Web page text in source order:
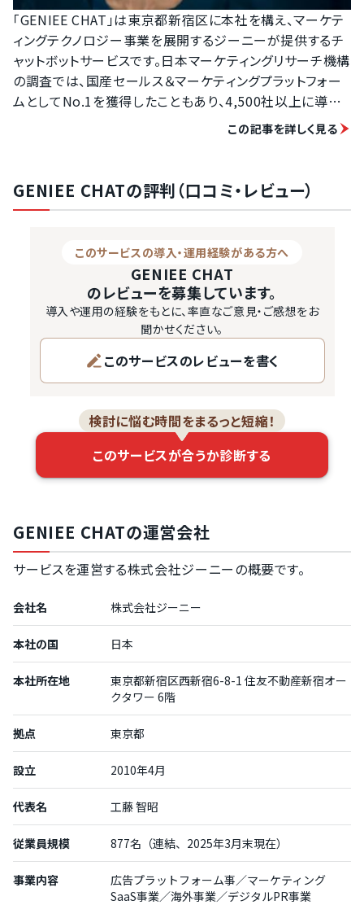
「GENIEE CHAT」は東京都新宿区に本社を構え、マーケテ
ィングテクノロジー事業を展開するジーニーが提供するチ
ャットボットサービスです。日本マーケティングリサーチ機構
の調査では、国産セールス＆マーケティングプラットフォー
ムとしてNo.1を獲得したこともあり、4,500社以上に導入
底調査。サービスの特徴や利用するメリット、実際の導入事
例などを紹介していきます。
発注業者比較サービスアイミツSaasが、おすすめのチャット
ボットを厳選！&nbsp;&nbsp;
&nbsp;出典GENIEE CHAThttps://chamo-chat.com/
「GENIEE CHAT」は顧客獲得と顧客満足度の最大化が同
時に図れるチャットボット です。webサイトを訪れたユーザ
ーの状況にあわせたダイレクトメッセージを自動で配…
この記事を詳しく見る
GENIEE CHATの評判（口コミ・レビュー）
このサービスの導入・運用経験がある方へ
GENIEE CHAT
のレビューを募集しています。
導入や運用の経験をもとに、率直なご意見・ご感想をお
聞かせください。
このサービスのレビューを書く
検討に悩む時間をまるっと短縮！
このサービスが合うか診断する
GENIEE CHATの運営会社
サービスを運営する株式会社ジーニーの概要です。
会社名 株式会社ジーニー
本社の国 日本
本社所在地
東京都新宿区西新宿6-8-1 住友不動産新宿オー
クタワー 6階
拠点 東京都
設立 2010年4月
代表名 工藤 智昭
従業員規模 877名（連結、2025年3月末現在）
事業内容
広告プラットフォーム事／マーケティング
SaaS事業／海外事業／デジタルPR事業